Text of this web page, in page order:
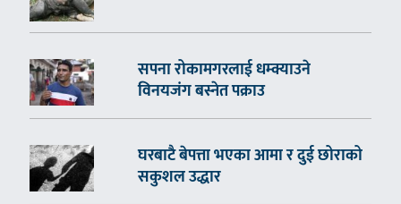
सपना रोकामगरलाई धम्क्याउने
विनयजंग बस्नेत पक्राउ
घरबाटै बेपत्ता भएका आमा र दुई छोराको
सकुशल उद्धार